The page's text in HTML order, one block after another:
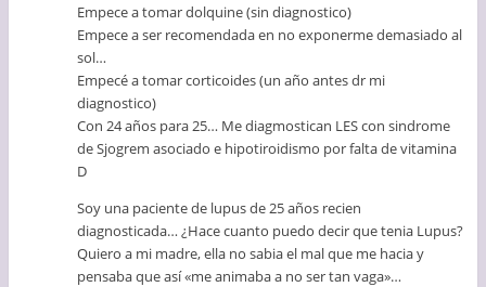
Empece a tomar dolquine (sin diagnostico)
Empece a ser recomendada en no exponerme demasiado al
sol…
Empecé a tomar corticoides (un año antes dr mi
diagnostico)
Con 24 años para 25… Me diagmostican LES con sindrome
de Sjogrem asociado e hipotiroidismo por falta de vitamina
D
Soy una paciente de lupus de 25 años recien
diagnosticada… ¿Hace cuanto puedo decir que tenia Lupus?
Quiero a mi madre, ella no sabia el mal que me hacia y
pensaba que así «me animaba a no ser tan vaga»…